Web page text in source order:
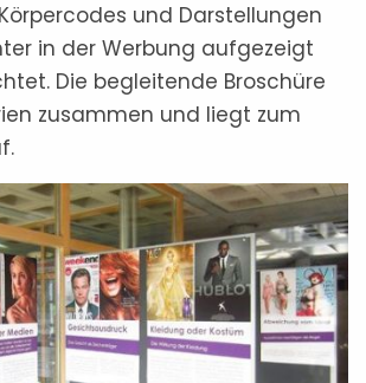
und Darstellungen
in der Werbung aufgezeigt
Die begleitende Broschüre
zusammen und liegt zum